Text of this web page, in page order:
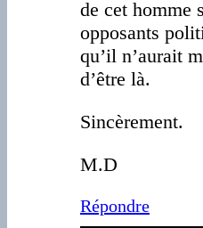
de cet homme
opposants
qu’il n’aurait
d’être là.
Sincèrement.
M.D
Répondre